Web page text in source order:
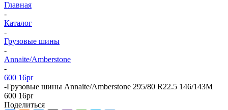
Главная
-
Каталог
-
Грузовые шины
-
Annaite/Amberstone
-
600 16pr
-Грузовые шины Annaite/Amberstone 295/80 R22.5 146/143M
600 16pr
Поделиться